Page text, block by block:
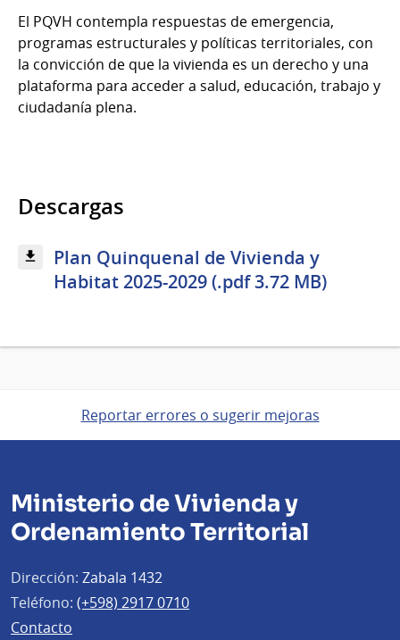
El PQVH contempla respuestas de emergencia,
programas estructurales y políticas territoriales, con
la convicción de que la vivienda es un derecho y una
plataforma para acceder a salud, educación, trabajo y
ciudadanía plena.
Descargas
Plan Quinquenal de Vivienda y
Habitat 2025-2029 (.pdf 3.72 MB)
Reportar errores o sugerir mejoras
Ministerio de Vivienda y
Ordenamiento Territorial
Dirección: Zabala 1432
Teléfono: (+598) 2917 0710
Contacto